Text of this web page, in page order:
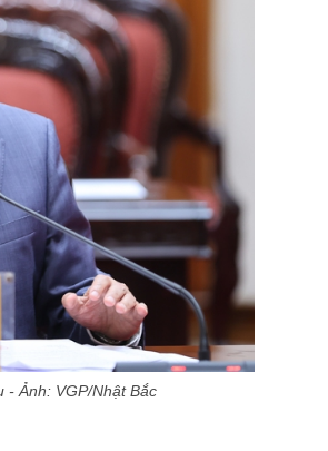
- Ảnh: VGP/Nhật Bắc